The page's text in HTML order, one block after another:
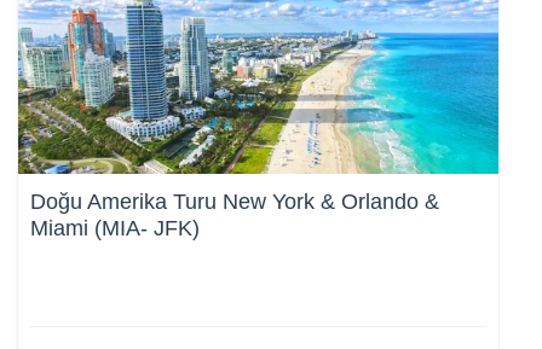
Doğu Amerika Turu New York & Orlando &
Miami (MIA- JFK)